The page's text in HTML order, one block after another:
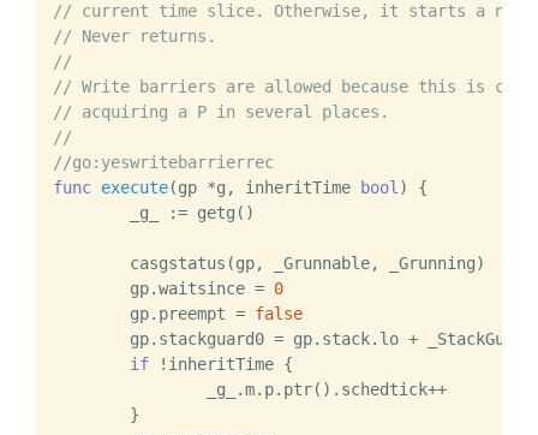
// current time slice. Otherwise, it starts a new
// Never returns.
//
// Write barriers are allowed because this is
// acquiring a P in several places.
//
//go:yeswritebarrierrec
func execute(gp *g, inheritTime bool )
{
	gp.waitsince =
0
	gp.preempt =
false
if !inheritTime {